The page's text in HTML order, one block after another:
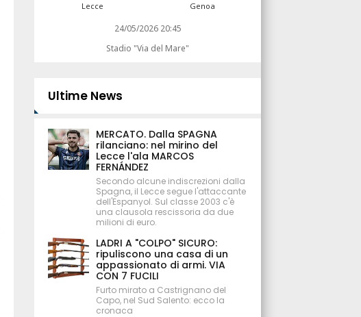
Lecce Genoa
24/05/2026 20:45
Stadio "Via del Mare"
Ultime News
MERCATO. Dalla SPAGNA
rilanciano: nel mirino del
Lecce l'ala MARCOS
FERNÁNDEZ
Secondo alcune indiscrezioni dalla
Spagna, il Lecce segue l'attaccante
dell'Espanyol. Sul classe 2003 c'è
una clausola rescissoria da due
milioni di euro.
LADRI A "COLPO" SICURO:
ripuliscono una casa di un
appassionato di armi. VIA
CON 7 FUCILI
Furto mirato a Castrignano del
Capo, nel Sud Salento: ecco la
cronaca